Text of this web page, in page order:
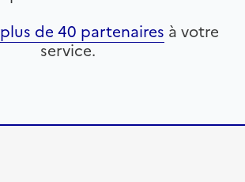
plus de 40 partenaires à votre
service.